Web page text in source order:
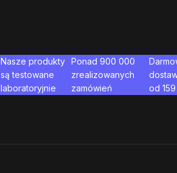
Nasze produkty
są testowane
laboratoryjnie
Ponad 900 000
zrealizowanych
zamówień
od 159